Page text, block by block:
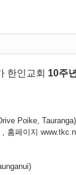
한인교회 10주
Poike, Tauranga)
, 홈페이지